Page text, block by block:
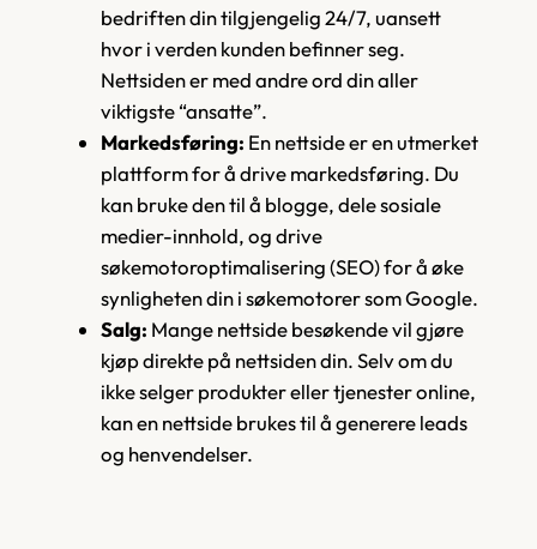
bedriften din tilgjengelig 24/7, uansett
hvor i verden kunden befinner seg.
Nettsiden er med andre ord din aller
viktigste “ansatte”.
Markedsføring: En nettside er en utmerket
plattform for å drive markedsføring. Du
kan bruke den til å blogge, dele sosiale
medier-innhold, og drive
søkemotoroptimalisering (SEO) for å øke
synligheten din i søkemotorer som Google.
Salg: Mange nettside besøkende vil gjøre
kjøp direkte på nettsiden din. Selv om du
ikke selger produkter eller tjenester online,
kan en nettside brukes til å generere leads
og henvendelser.